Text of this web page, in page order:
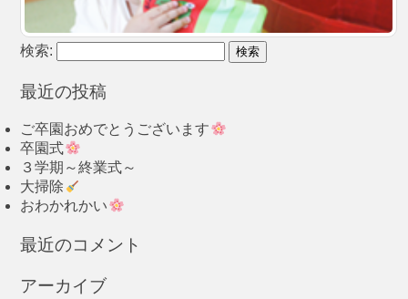
検索:
最近の投稿
ご卒園おめでとうございます
卒園式
３学期～終業式～
大掃除
おわかれかい
最近のコメント
アーカイブ